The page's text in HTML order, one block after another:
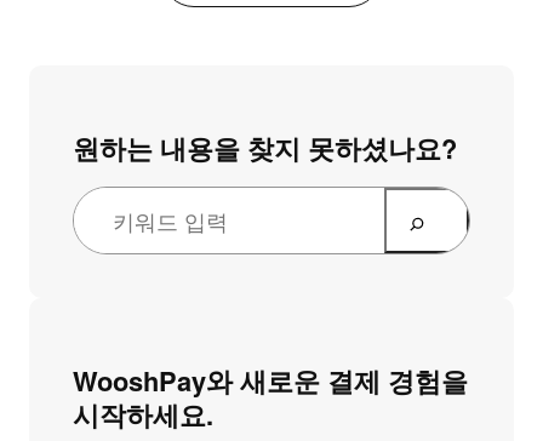
원하는 내용을 찾지 못하셨나요?
WooshPay와 새로운 결제 경험을
시작하세요.